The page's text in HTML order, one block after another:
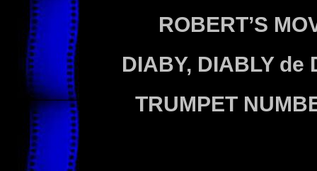
ROBERT’S
DIABY, DIABLY de
TRUMPET